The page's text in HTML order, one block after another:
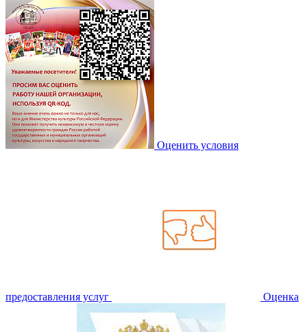
Оценить условия
предоставления услуг Оценка